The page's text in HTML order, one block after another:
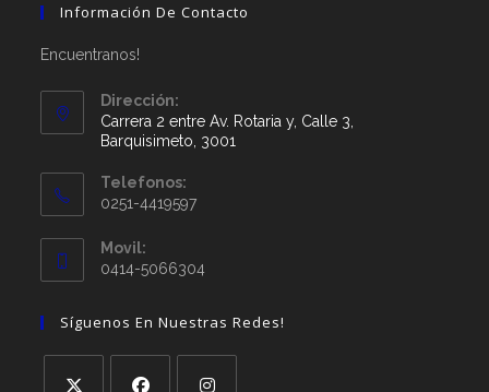
Información De Contacto
Encuentranos!
Dirección:
Carrera 2 entre Av. Rotaria y, Calle 3,
Barquisimeto, 3001
Telefonos:
0251-4419597
Movil:
0414-5066304
Síguenos En Nuestras Redes!